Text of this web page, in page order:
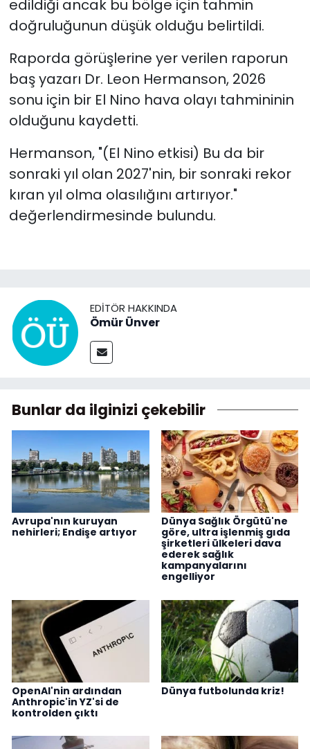
edildiği ancak bu bölge için tahmin
doğruluğunun düşük olduğu belirtildi.
Raporda görüşlerine yer verilen raporun
baş yazarı Dr. Leon Hermanson, 2026
sonu için bir El Nino hava olayı tahmininin
olduğunu kaydetti.
Hermanson, "(El Nino etkisi) Bu da bir
sonraki yıl olan 2027'nin, bir sonraki rekor
kıran yıl olma olasılığını artırıyor."
değerlendirmesinde bulundu.
EDITÖR HAKKINDA
Ömür Ünver
Bunlar da ilginizi çekebilir
Avrupa'nın kuruyan
nehirleri; Endişe artıyor
Dünya Sağlık Örgütü'ne
göre, ultra işlenmiş gıda
şirketleri ülkeleri dava
ederek sağlık
kampanyalarını
engelliyor
OpenAI'nin ardından
Anthropic'in YZ'si de
kontrolden çıktı
Dünya futbolunda kriz!